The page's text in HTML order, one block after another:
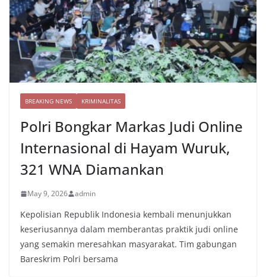
BREAKING NEWS KRIMINALITAS
Polri Bongkar Markas Judi Online
Internasional di Hayam Wuruk,
321 WNA Diamankan
May 9, 2026 admin
Kepolisian Republik Indonesia kembali menunjukkan
keseriusannya dalam memberantas praktik judi online
yang semakin meresahkan masyarakat. Tim gabungan
Bareskrim Polri bersama